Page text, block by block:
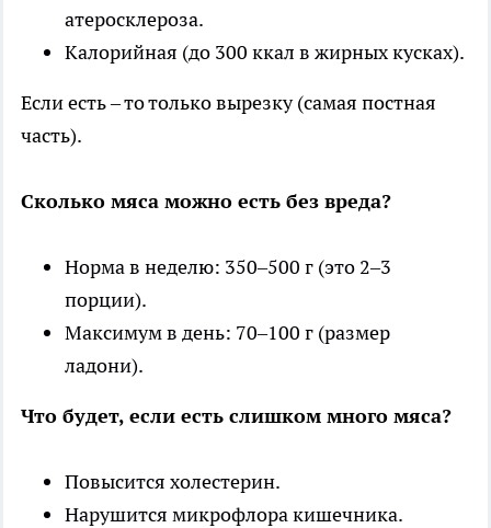
атеросклероза.
Калорийная (до 300 ккал в жирных кусках).
Если есть – то только вырезку (самая постная
часть).
Сколько мяса можно есть без вреда?
Норма в неделю: 350–500 г (это 2–3
порции).
Максимум в день: 70–100 г (размер
ладони).
Что будет, если есть слишком много мяса?
Повысится холестерин.
Нарушится микрофлора кишечника.